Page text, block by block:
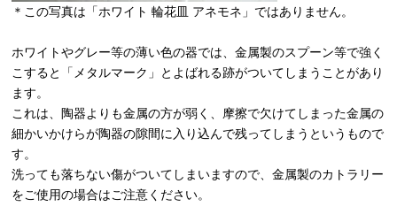
＊この写真は「ホワイト 輪花皿 アネモネ」ではありません。
ホワイトやグレー等の薄い色の器では、金属製のスプーン等で強く
こすると「メタルマーク」とよばれる跡がついてしまうことがあり
ます。
これは、陶器よりも金属の方が弱く、摩擦で欠けてしまった金属の
細かいかけらが陶器の隙間に入り込んで残ってしまうというもので
す。
洗っても落ちない傷がついてしまいますので、金属製のカトラリー
をご使用の場合はご注意ください。